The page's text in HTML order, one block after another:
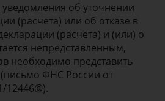
об уточнении
(расчета) или об отказе в
(расчета) и (или) о
непредставленным,
необходимо представить
ФНС России от
12446@).